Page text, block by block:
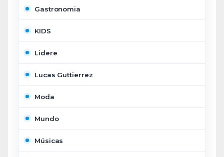
Gastronomia
KIDS
Lidere
Lucas Guttierrez
Moda
Mundo
Músicas